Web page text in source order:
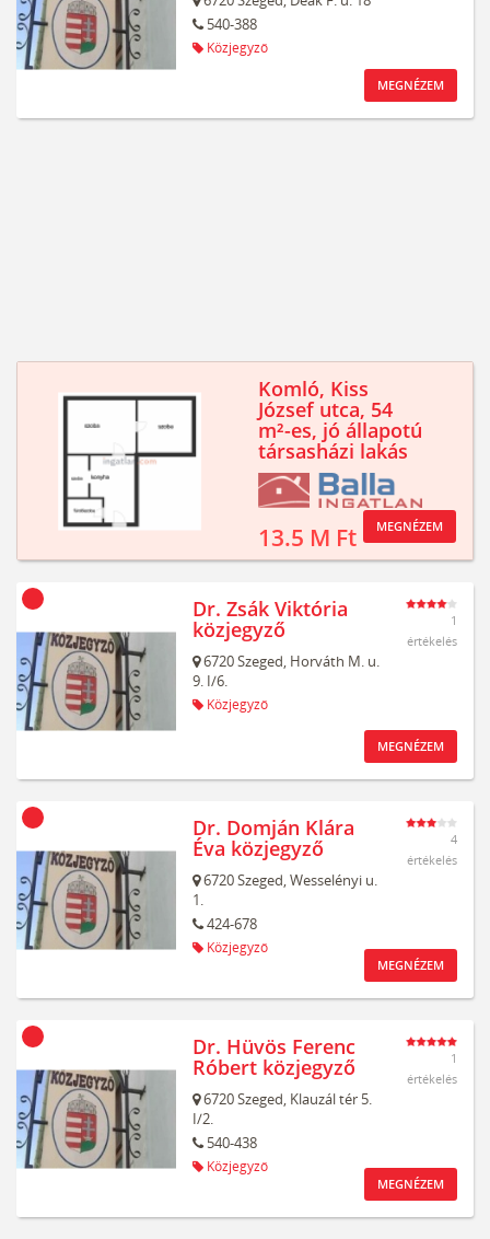
540-388
Közjegyző
MEGNÉZEM
Komló, Kiss
József utca, 54
m²-es, jó állapotú
társasházi lakás
13.5 M Ft MEGNÉZEM
Dr. Zsák Viktória
közjegyző
6720Szeged, Horváth M. u.
9. I/6.
Közjegyző
1
értékelés
MEGNÉZEM
Dr. Domján Klára
Éva közjegyző
6720Szeged,Wesselényi u.
1.
424-678
Közjegyző
4
értékelés
MEGNÉZEM
Dr. Hüvös Ferenc
Róbert közjegyző
6720Szeged, Klauzál tér 5.
I/2.
540-438
Közjegyző
1
értékelés
MEGNÉZEM